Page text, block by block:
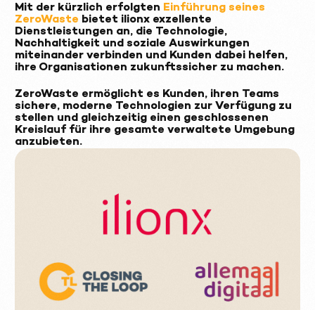
Mit der kürzlich erfolgten Einführung seines
ZeroWaste bietet ilionx exzellente
Dienstleistungen an, die Technologie,
Nachhaltigkeit und soziale Auswirkungen
miteinander verbinden und Kunden dabei helfen,
ihre Organisationen zukunftssicher zu machen.
ZeroWaste ermöglicht es Kunden, ihren Teams
sichere, moderne Technologien zur Verfügung zu
stellen und gleichzeitig einen geschlossenen
Kreislauf für ihre gesamte verwaltete Umgebung
anzubieten.